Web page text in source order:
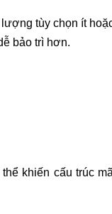
tùy chọn ít
bảo trì hơn.
khiến cấu trúc